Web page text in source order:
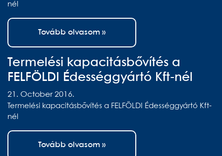
nél
Tovább olvasom »
Termelési kapacitásbővítés a
FELFÖLDI Édességgyártó Kft-nél
21. October 2016.
Termelési kapacitásbővítés a FELFÖLDI Édességgyártó Kft-
nél
Tovább olvasom »